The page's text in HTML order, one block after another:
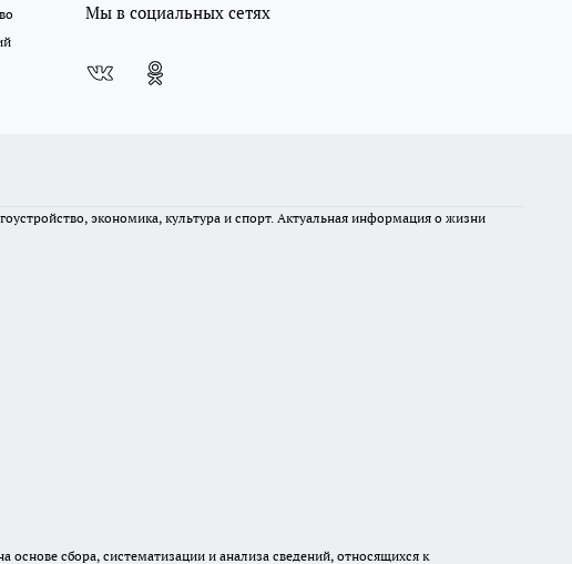
Мы в социальных сетях
экономика, культура и спорт. Актуальная информация о жизни
сбора, систематизации и анализа сведений, относящихся к